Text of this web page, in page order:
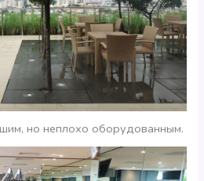
но неплохо оборудованным.